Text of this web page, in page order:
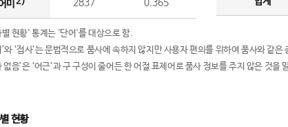
미 2837 0.365
현황' 통계는 '단어'를 대상으로 함.
와 ‘접사’는 문법적으로 품사에 속하지 않지만 사용자 편의를 위하여 품사와 같은
없음’은 ‘어근’과 구 구성이 줄어든 한 어절 표제어로 품사 정보를 주지 않은 것을
현황